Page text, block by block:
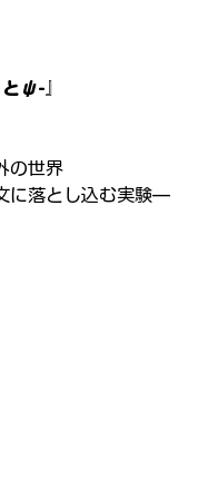
ψ-』
の世界
に落とし込む実験—